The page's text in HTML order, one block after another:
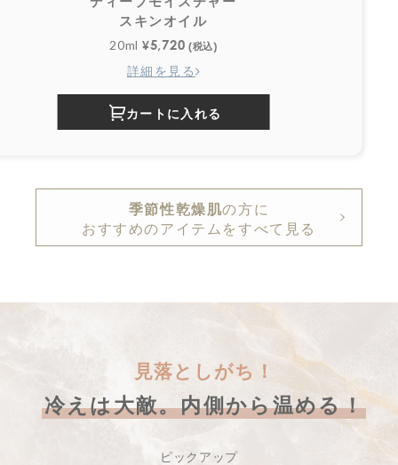
スキンオイル
20ml ¥5,720 (税込)
詳細を見る
カートに入れる
季節性乾燥肌の方に
おすすめのアイテムをすべて見る
見落としがち！
冷えは大敵。内側から温める！
ピックアップ